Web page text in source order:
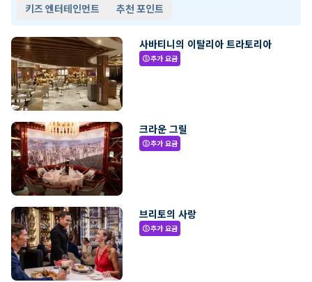
키즈 엔터테인먼트
추천 포인트
사바티니의 이탈리아 트라토리아
paid추가 요금
크라운 그릴
paid추가 요금
브리토의 사랑
paid추가 요금